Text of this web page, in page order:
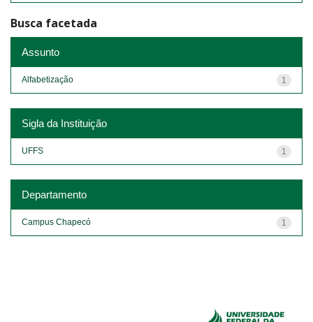
Busca facetada
Assunto
1
Alfabetização
Sigla da Instituição
1
UFFS
Departamento
1
Campus Chapecó